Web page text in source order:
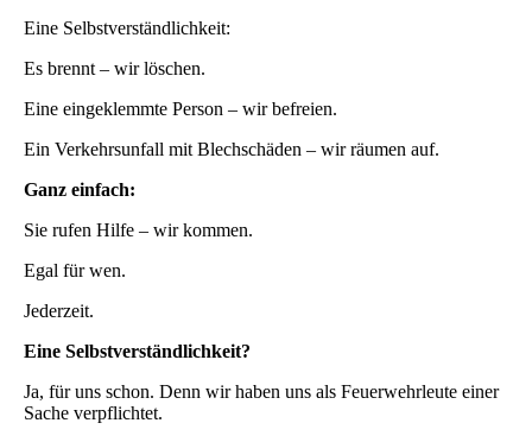
Eine Selbstverständlichkeit:
Es brennt – wir löschen.
Eine eingeklemmte Person – wir befreien.
Ein Verkehrsunfall mit Blechschäden – wir räumen auf.
Ganz einfach:
Sie rufen Hilfe – wir kommen.
Egal für wen.
Jederzeit.
Eine Selbstverständlichkeit?
Ja, für uns schon. Denn wir haben uns als Feuerwehrleute einer
Sache verpflichtet.